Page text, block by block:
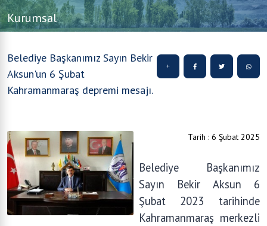
Kurumsal
Belediye Başkanımız Sayın Bekir
Aksun'un 6 Şubat
Kahramanmaraş depremi mesajı.
Tarih : 6 Şubat 2025
Belediye Başkanımız
Sayın Bekir Aksun 6
Şubat 2023 tarihinde
Kahramanmaraş merkezli